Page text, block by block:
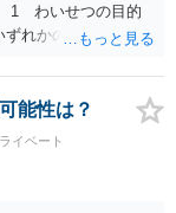
1 わいせつの目的
ずれかの行為をした
限る。）は、一年以
威迫し、偽計を用
たにもかかわらず、
益を供与し、又は
。 2前項の罪を犯
能性は？
イベート